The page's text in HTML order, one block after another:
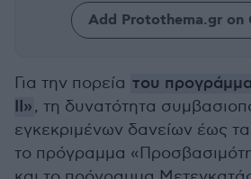
Add Protothema.gr on
Για την πορεία του
ΙΙ», τη δυνατότητα
εγκεκριμένων δανείων έως
το πρόγραμμα